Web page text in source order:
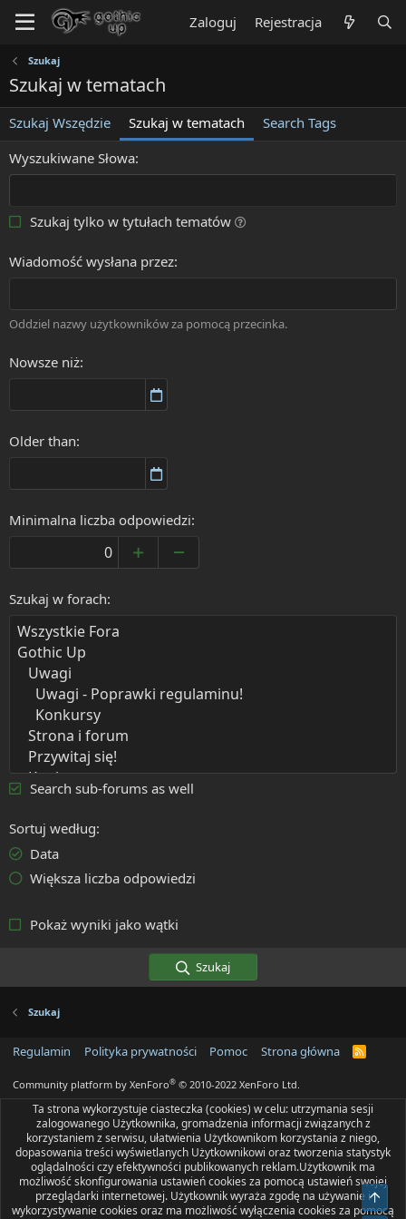
Zaloguj Rejestracja
Szukaj
Szukaj w tematach
Szukaj Wszędzie Szukaj w tematach
Search Tags
Wyszukiwane Słowa
Szukaj tylko w tytułach tematów
Wiadomość wysłana przez
Oddziel nazwy użytkowników za pomocą przecinka.
Nowsze niż
Older than
Minimalna liczba odpowiedzi
Szukaj w forach
Search sub-forums as well
Sortuj według
Data
Większa liczba odpowiedzi
Pokaż wyniki jako wątki
Szukaj
Szukaj
Regulamin Polityka prywatności Pomoc Strona główna
R
Community platform by XenForo® © 2010-2022 XenForo Ltd.
Ta strona wykorzystuje ciasteczka (cookies) w celu: utrzymania sesji
zalogowanego Użytkownika, gromadzenia informacji związanych z
korzystaniem z serwisu, ułatwienia Użytkownikom korzystania z niego,
dopasowania treści wyświetlanych Użytkownikowi oraz tworzenia statystyk
oglądalności czy efektywności publikowanych reklam.Użytkownik ma
możliwość skonfigurowania ustawień cookies za pomocą ustawień swojej
przeglądarki internetowej. Użytkownik wyraża zgodę na używanie i
wykorzystywanie cookies oraz ma możliwość wyłączenia cookies za pomocą
Do